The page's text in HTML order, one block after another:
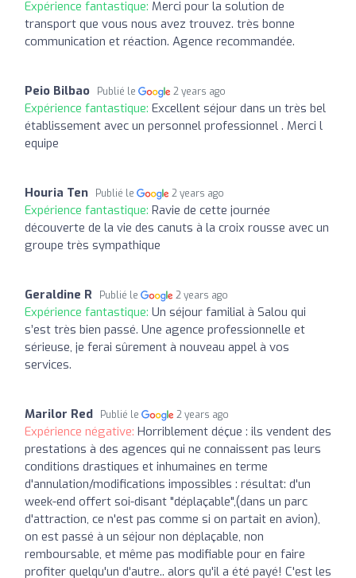
Expérience fantastique: Merci pour la solution de
transport que vous nous avez trouvez. très bonne
communication et réaction. Agence recommandée.
Peio Bilbao Publié le 2 years ago
Expérience fantastique: Excellent séjour dans un très bel
établissement avec un personnel professionnel . Merci l
equipe
Houria Ten Publié le 2 years ago
Expérience fantastique: Ravie de cette journée
découverte de la vie des canuts à la croix rousse avec un
groupe très sympathique
Geraldine R Publié le 2 years ago
Expérience fantastique: Un séjour familial à Salou qui
s’est très bien passé. Une agence professionnelle et
sérieuse, je ferai sûrement à nouveau appel à vos
services.
Marilor Red Publié le 2 years ago
Expérience négative: Horriblement déçue : ils vendent des
prestations à des agences qui ne connaissent pas leurs
conditions drastiques et inhumaines en terme
d'annulation/modifications impossibles : résultat: d'un
week-end offert soi-disant "déplaçable",(dans un parc
d'attraction, ce n'est pas comme si on partait en avion),
on est passé à un séjour non déplaçable, non
remboursable, et même pas modifiable pour en faire
profiter quelqu'un d'autre.. alors qu'il a été payé! C'est les